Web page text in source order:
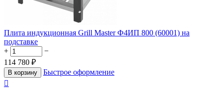
Плита индукционная Grill Master Ф4ИП 800 (60001) на
подставке
+
−
114 780 ₽
В корзину
Быстрое оформление
